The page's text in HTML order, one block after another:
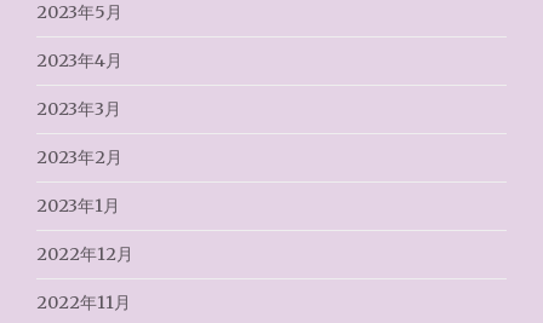
2023年5月
2023年4月
2023年3月
2023年2月
2023年1月
2022年12月
2022年11月